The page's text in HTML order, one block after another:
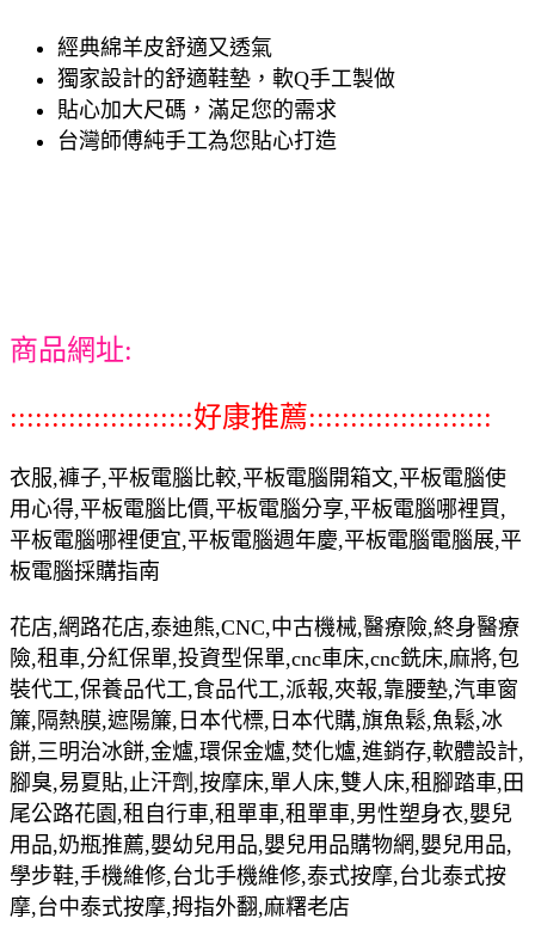
經典綿羊皮舒適又透氣
獨家設計的舒適鞋墊，軟Q手工製做
貼心加大尺碼，滿足您的需求
台灣師傅純手工為您貼心打造
商品網址:
::::::::::::::::::::::好康推薦::::::::::::::::::::::
衣服,褲子,平板電腦比較,平板電腦開箱文,平板電腦使
用心得,平板電腦比價,平板電腦分享,平板電腦哪裡買,
平板電腦哪裡便宜,平板電腦週年慶,平板電腦電腦展,平
板電腦採購指南
花店,網路花店,泰迪熊,CNC,中古機械,醫療險,終身醫療
險,租車,分紅保單,投資型保單,cnc車床,cnc銑床,麻將,包
裝代工,保養品代工,食品代工,派報,夾報,靠腰墊,汽車窗
簾,隔熱膜,遮陽簾,日本代標,日本代購,旗魚鬆,魚鬆,冰
餅,三明治冰餅,金爐,環保金爐,焚化爐,進銷存,軟體設計,
腳臭,易夏貼,止汗劑,按摩床,單人床,雙人床,租腳踏車,田
尾公路花園,租自行車,租單車,租單車,男性塑身衣,嬰兒
用品,奶瓶推薦,嬰幼兒用品,嬰兒用品購物網,嬰兒用品,
學步鞋,手機維修,台北手機維修,泰式按摩,台北泰式按
摩,台中泰式按摩,拇指外翻,麻糬老店